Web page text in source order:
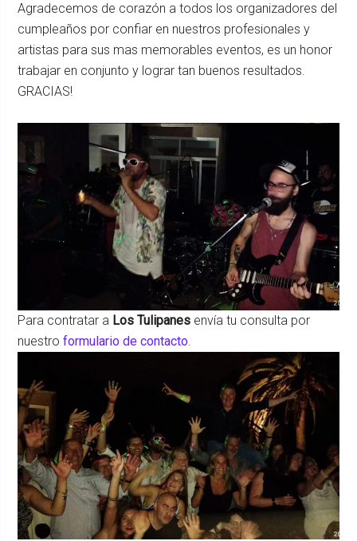
Agradecemos de corazón a todos los organizadores del
cumpleaños por confiar en nuestros profesionales y
artistas para sus mas memorables eventos, es un honor
trabajar en conjunto y lograr tan buenos resultados.
GRACIAS!
Para contratar a Los Tulipanes envía tu consulta por
nuestroformulario de contacto.